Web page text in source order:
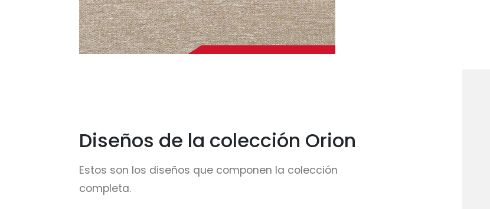
Diseños de la colección Orion
Estos son los diseños que componen la colección
completa.